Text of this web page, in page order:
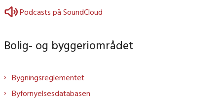
Podcasts på SoundCloud
Bolig- og byggeriområdet
Bygningsreglementet
Byfornyelsesdatabasen